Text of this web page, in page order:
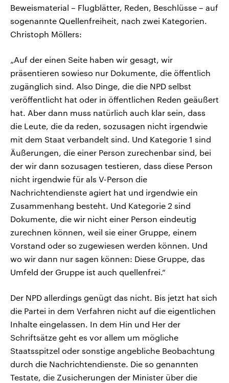
Beweismaterial – Flugblätter, Reden, Beschlüsse – auf
sogenannte Quellenfreiheit, nach zwei Kategorien.
Christoph Möllers:
„Auf der einen Seite haben wir gesagt, wir
präsentieren sowieso nur Dokumente, die öffentlich
zugänglich sind. Also Dinge, die die NPD selbst
veröffentlicht hat oder in öffentlichen Reden geäußert
hat. Aber dann muss natürlich auch klar sein, dass
die Leute, die da reden, sozusagen nicht irgendwie
mit dem Staat verbandelt sind. Und Kategorie 1 sind
Äußerungen, die einer Person zurechenbar sind, bei
der wir dann sozusagen testieren, dass diese Person
nicht irgendwie für als V-Person die
Nachrichtendienste agiert hat und irgendwie ein
Zusammenhang besteht. Und Kategorie 2 sind
Dokumente, die wir nicht einer Person eindeutig
zurechnen können, weil sie einer Gruppe, einem
Vorstand oder so zugewiesen werden können. Und
wo wir dann nur sagen können: Diese Gruppe, das
Umfeld der Gruppe ist auch quellenfrei.“
Der NPD allerdings genügt das nicht. Bis jetzt hat sich
die Partei in dem Verfahren nicht auf die eigentlichen
Inhalte eingelassen. In dem Hin und Her der
Schriftsätze geht es vor allem um mögliche
Staatsspitzel oder sonstige angebliche Beobachtung
durch die Nachrichtendienste. Die so genannten
Testate, die Zusicherungen der Minister über die